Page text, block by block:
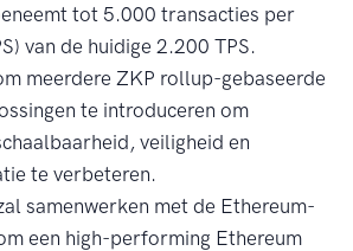
tot 5.000 transacties per
van de huidige 2.200 TPS.
meerdere ZKP rollup-gebaseerde
te introduceren om
veiligheid en
te verbeteren.
samenwerken met de Ethereum-
een high-performing Ethereum